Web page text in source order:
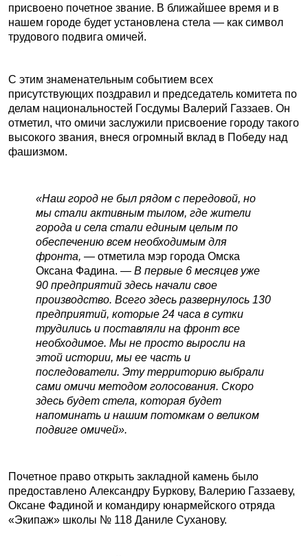
присвоено почетное звание. В ближайшее время и в
нашем городе будет установлена стела — как символ
трудового подвига омичей.
С этим знаменательным событием всех
присутствующих поздравил и председатель комитета по
делам национальностей Госдумы Валерий Газзаев. Он
отметил, что омичи заслужили присвоение городу такого
высокого звания, внеся огромный вклад в Победу над
фашизмом.
«Наш город не был рядом с передовой, но
мы стали активным тылом, где жители
города и села стали единым целым по
обеспечению всем необходимым для
фронта, — отметила мэр города Омска
Оксана Фадина. — В первые 6 месяцев уже
90 предприятий здесь начали свое
производство. Всего здесь развернулось 130
предприятий, которые 24 часа в сутки
трудились и поставляли на фронт все
необходимое. Мы не просто выросли на
этой истории, мы ее часть и
последователи. Эту территорию выбрали
сами омичи методом голосования. Скоро
здесь будет стела, которая будет
напоминать и нашим потомкам о великом
подвиге омичей».
Почетное право открыть закладной камень было
предоставлено Александру Буркову, Валерию Газзаеву,
Оксане Фадиной и командиру юнармейского отряда
«Экипаж» школы № 118 Даниле Суханову.